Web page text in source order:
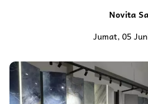
Novita
Jumat, 05